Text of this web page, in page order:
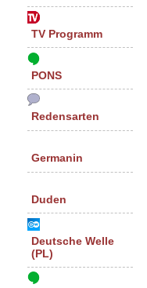
TV Programm
PONS
Redensarten
Germanin
Duden
Deutsche Welle
(PL)